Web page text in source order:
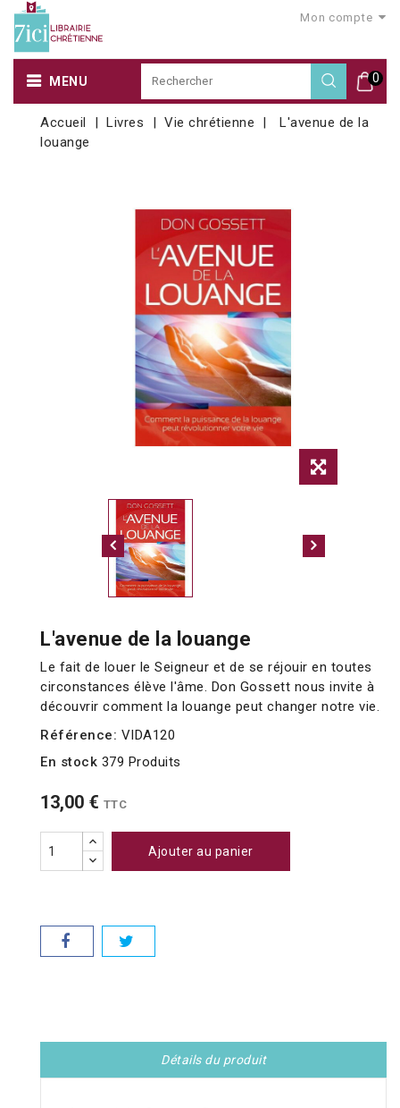
Mon compte
0
MENU
Accueil Livres Vie chrétienne
L'avenue de la
louange
L'avenue de la louange
Le fait de louer le Seigneur et de se réjouir en toutes
circonstances élève l'âme. Don Gossett nous invite à
découvrir comment la louange peut changer notre vie.
Référence: VIDA120
En stock 379 Produits
13,00 € TTC
Ajouter au panier
Détails du produit